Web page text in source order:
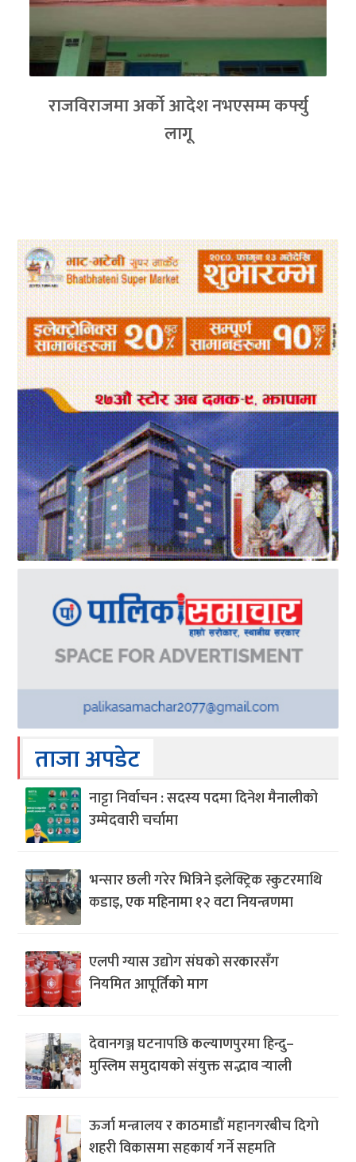
राजविराजमा अर्को आदेश नभएसम्म कर्फ्यु
लागू
ताजा अपडेट
नाट्टा निर्वाचन : सदस्य पदमा दिनेश मैनालीको
उम्मेदवारी चर्चामा
भन्सार छली गरेर भित्रिने इलेक्ट्रिक स्कुटरमाथि
कडाइ, एक महिनामा १२ वटा नियन्त्रणमा
एलपी ग्यास उद्योग संघको सरकारसँग
नियमित आपूर्तिको माग
देवानगञ्ज घटनापछि कल्याणपुरमा हिन्दु–
मुस्लिम समुदायको संयुक्त सद्भाव र्‍याली
ऊर्जा मन्त्रालय र काठमाडौं महानगरबीच दिगो
शहरी विकासमा सहकार्य गर्ने सहमति